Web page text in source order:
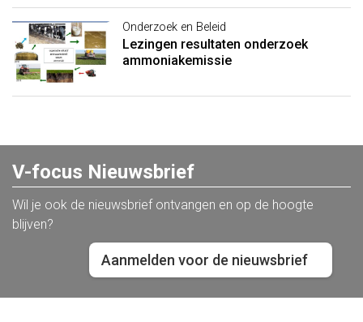
Onderzoek en Beleid
Lezingen resultaten onderzoek
ammoniakemissie
V-focus Nieuwsbrief
Wil je ook de nieuwsbrief ontvangen en op de hoogte
blijven?
Aanmelden voor de nieuwsbrief